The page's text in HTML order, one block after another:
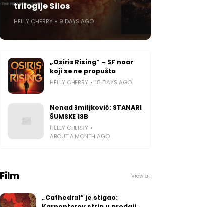
trilogije Silos
HELLY CHERRY 9 DAYS AGO
„Osiris Rising“ – SF noar
koji se ne propušta
HELLY CHERRY 18 DAYS AGO
Nenad Smiljković: STANARI
ŠUMSKE 13B
HELLY CHERRY
ABOUT A MONTH AGO
Film View all
„Cathedral“ je stigao: